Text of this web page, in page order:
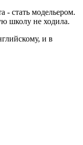
- стать модельером.
школу не ходила.
и в